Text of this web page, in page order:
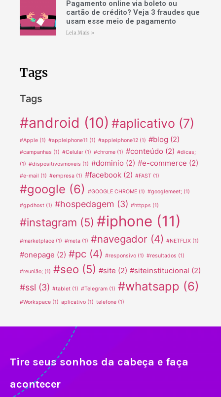
Pagamento online via boleto ou
cartão de crédito? Veja 3 fraudes que
usam esse meio de pagamento
Leia Mais »
Tags
Tags
#android (10) #aplicativo (7)
#Apple (1) #appleiphone11 (1) #appleiphone12 (1) #blog (2)
#campanhas (1) #Celular (1) #chrome (1) #conteúdo (2) #dicas;
(1) #dispositivosmoveis (1) #dominio (2) #e-commerce (2)
#e-mail (1) #empresa (1) #facebook (2) #FAST (1)
#google (6) #GOOGLE CHROME (1) #googlemeet; (1)
#gpdhost (1) #hospedagem (3) #httpps (1)
#instagram (5) #iphone (11)
#marketplace (1) #meta (1) #navegador (4) #NETFLIX (1)
#onepage (2) #pc (4) #responsivo (1) #resultados (1)
#reunião; (1) #seo (5) #site (2) #siteinstitucional (2)
#ssl (3) #tablet (1) #Telegram (1) #whatsapp (6)
#Workspace (1) aplicativo (1) telefone (1)
Tire seus sonhos da cabeça e faça
acontecer